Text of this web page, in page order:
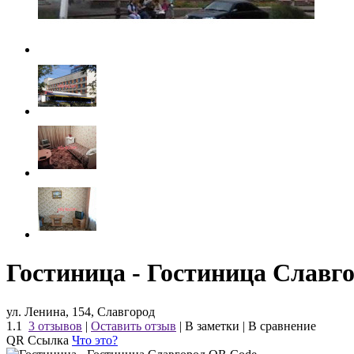
Гостиница - Гостиница
ул. Ленина, 154, Славгород
1.1
3 отзывов | Оставить отзыв | В заметки | В сравнение
QR Ссылка Что это?